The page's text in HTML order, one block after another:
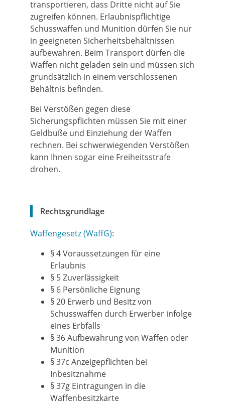
transportieren, dass Dritte nicht auf Sie
zugreifen können. Erlaubnispflichtige
Schusswaffen und Munition dürfen Sie nur
in geeigneten Sicherheitsbehältnissen
aufbewahren. Beim Transport dürfen die
Waffen nicht geladen sein und müssen sich
grundsätzlich in einem verschlossenen
Behältnis befinden.
Bei Verstößen gegen diese
Sicherungspflichten müssen Sie mit einer
Geldbuße und Einziehung der Waffen
rechnen. Bei schwerwiegenden Verstößen
kann Ihnen sogar eine Freiheitsstrafe
drohen.
Rechtsgrundlage
Waffengesetz (WaffG):
§ 4 Voraussetzungen für eine
Erlaubnis
§ 5 Zuverlässigkeit
§ 6 Persönliche Eignung
§ 20 Erwerb und Besitz von
Schusswaffen durch Erwerber infolge
eines Erbfalls
§ 36 Aufbewahrung von Waffen oder
Munition
§ 37c Anzeigepflichten bei
Inbesitznahme
§ 37g Eintragungen in die
Waffenbesitzkarte